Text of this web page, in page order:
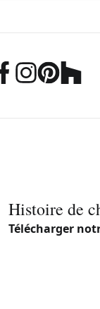
Histoire de
Télécharger